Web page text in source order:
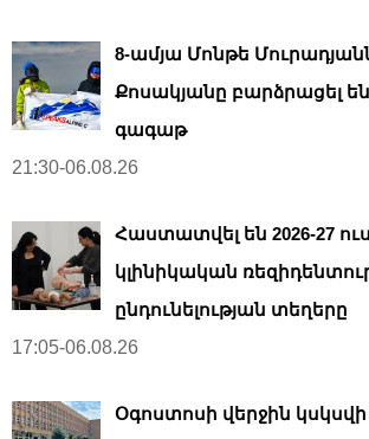
8-ամյա Մոնթե Մուրադյանն
Քոսակյանը բարձրացել
գագաթ
21:30-06.08.26
Հաստատվել են 2026-27
կլինիկական
ընդունելության տեղերը
17:05-06.08.26
Օգոստոսի վերջին